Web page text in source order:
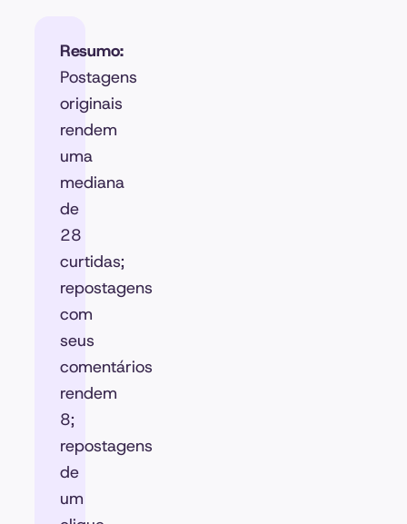
Resumo:
Postagens
originais
rendem
uma
mediana
de
28
curtidas;
repostagens
com
seus
comentários
rendem
8;
repostagens
de
um